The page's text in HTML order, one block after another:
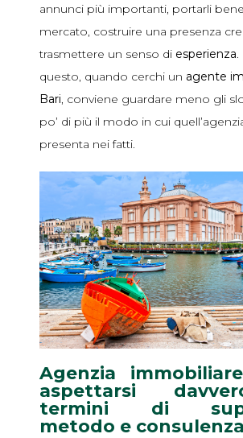
annunci più importanti, portarli
mercato, costruire una presenza
trasmettere un senso di esperienza
questo, quando cerchi un agente
Bari , conviene guardare meno gli
po’ di più il modo in cui
presenta nei fatti.
Agenzia
aspettarsi
termini di
metodo e consulenza